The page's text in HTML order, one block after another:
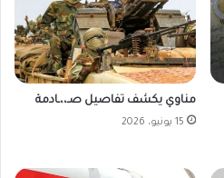
مناوي يكشف تفاصيل صـ،،ـادمة
15 يونيو، 2026